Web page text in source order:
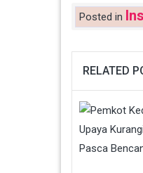
Posted in
RELATED